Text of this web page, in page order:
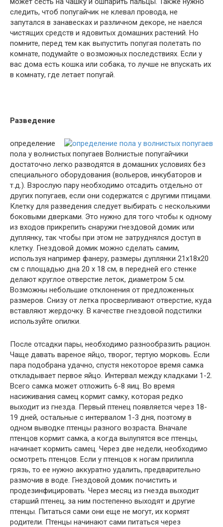
следить, чтоб попугайчик не клевал провода, не
запутался в занавесках и различном декоре, не наелся
чистящих средств и ядовитых домашних растений. Но
помните, перед тем как выпустить попугая полетать по
комнате, подумайте о возможных последствиях. Если у
вас дома есть кошка или собака, то лучше не впускать их
в комнату, где летает попугай.
Разведение
определение
пола у волнистых попугаев Волнистые попугайчики
достаточно легко разводятся в домашних условиях без
специального оборудования (вольеров, инкубаторов и
т.д.). Взрослую пару необходимо отсадить отдельно от
других попугаев, если они содержатся с другими птицами.
Клетку для разведения следует выбирать с несколькими
боковыми дверками. Это нужно для того чтобы к одному
из входов прикрепить снаружи гнездовой домик или
дуплянку, так чтобы при этом не затруднялся доступ в
клетку. Гнездовой домик можно сделать самим,
используя например фанеру, размеры дуплянки 21х18х20
см с площадью дна 20 х 18 см, в передней его стенке
делают круглое отверстие леток, диаметром 5 см.
Возможны небольшие отклонения от предложенных
размеров. Снизу от летка просверливают отверстие, куда
вставляют жердочку. В качестве гнездовой подстилки
используйте опилки.
После отсадки пары, необходимо разнообразить рацион.
Чаще давать вареное яйцо, творог, тертую морковь. Если
пара подобрана удачно, спустя некоторое время самка
откладывает первое яйцо. Интервал между кладками 1-2.
Всего самка может отложить 6-8 яиц. Во время
насиживания самец кормит самку, которая редко
выходит из гнезда. Первый птенец появляется через 18-
19 дней, остальные с интервалом 1-3 дня, поэтому в
одном выводке птенцы разного возраста. Вначале
птенцов кормит самка, а когда вылупятся все птенцы,
начинает кормить самец. Через две недели, необходимо
осмотреть птенцов. Если у птенцов к ногам прилипла
грязь, то ее нужно аккуратно удалить, предварительно
размочив в воде. Гнездовой домик почистить и
продезинфицировать. Через месяц из гнезда выходит
старший птенец, за ним постепенно выходят и другие
птенцы. Питаться сами они еще не могут, их кормят
родители. Птенцы начинают сами питаться через